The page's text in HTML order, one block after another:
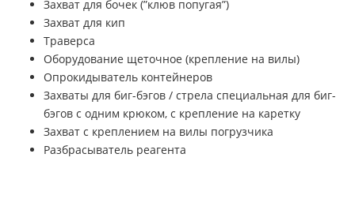
Захват для бочек (”клюв попугая”)
Захват для кип
Траверса
Оборудование щеточное (крепление на вилы)
Опрокидыватель контейнеров
Захваты для биг-бэгов / стрела специальная для биг-
бэгов с одним крюком, с крепление на каретку
Захват с креплением на вилы погрузчика
Разбрасыватель реагента